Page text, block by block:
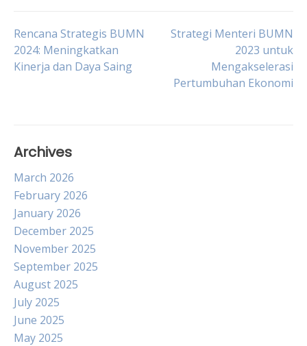
Post
navigation
Rencana Strategis BUMN
2024: Meningkatkan
Kinerja dan Daya Saing
Strategi Menteri BUMN
2023 untuk
Mengakselerasi
Pertumbuhan Ekonomi
Archives
March 2026
February 2026
January 2026
December 2025
November 2025
September 2025
August 2025
July 2025
June 2025
May 2025